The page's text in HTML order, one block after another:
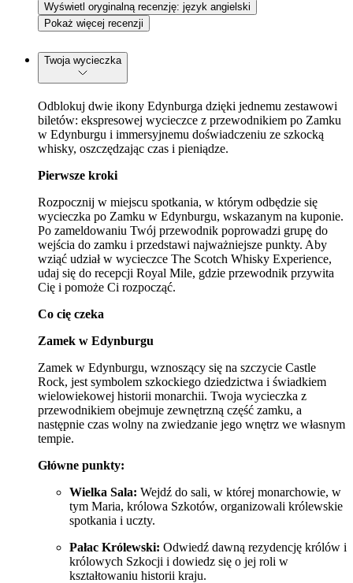
Wyświetl oryginalną recenzję: język angielski
Pokaż więcej recenzji
Twoja wycieczka
Odblokuj dwie ikony Edynburga dzięki jednemu zestawowi
biletów: ekspresowej wycieczce z przewodnikiem po Zamku
w Edynburgu i immersyjnemu doświadczeniu ze szkocką
whisky, oszczędzając czas i pieniądze.
Pierwsze kroki
Rozpocznij w miejscu spotkania, w którym odbędzie się
wycieczka po Zamku w Edynburgu, wskazanym na kuponie.
Po zameldowaniu Twój przewodnik poprowadzi grupę do
wejścia do zamku i przedstawi najważniejsze punkty. Aby
wziąć udział w wycieczce The Scotch Whisky Experience,
udaj się do recepcji Royal Mile, gdzie przewodnik przywita
Cię i pomoże Ci rozpocząć.
Co cię czeka
Zamek w Edynburgu
Zamek w Edynburgu, wznoszący się na szczycie Castle
Rock, jest symbolem szkockiego dziedzictwa i świadkiem
wielowiekowej historii monarchii. Twoja wycieczka z
przewodnikiem obejmuje zewnętrzną część zamku, a
następnie czas wolny na zwiedzanie jego wnętrz we własnym
tempie.
Główne punkty:
Wielka Sala: Wejdź do sali, w której monarchowie, w
tym Maria, królowa Szkotów, organizowali królewskie
spotkania i uczty.
Pałac Królewski: Odwiedź dawną rezydencję królów i
królowych Szkocji i dowiedz się o jej roli w
kształtowaniu historii kraju.